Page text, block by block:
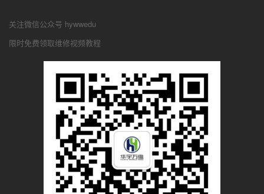
关注微信公众号 hywwedu
限时免费领取维修视频教程